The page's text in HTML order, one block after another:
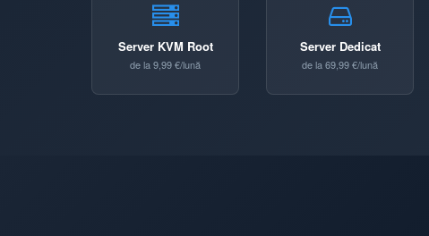
Server KVM Root
de la 9,99 €/lună
Server Dedicat
de la 69,99 €/lună